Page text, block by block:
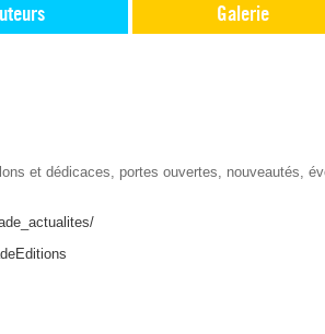
Galerie
et dédicaces, portes ouvertes, nouveautés,